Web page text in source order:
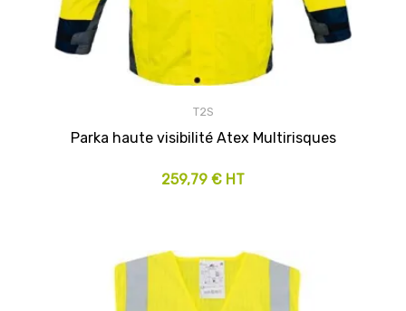
T2S
Parka haute visibilité Atex Multirisques
259,79 € HT